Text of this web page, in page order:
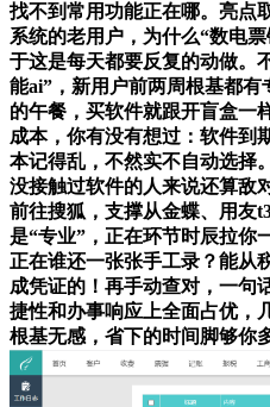
找不到常用功能正在哪。亮点
系统的老用户，为什么“数电
于这是每天都要反复的动做。
能ai”，新用户前两周根基都
的午餐，买软件就跟开盲盒一
成本，你有没有想过：软件
本记得乱，不然实不自动选择
没接触过软件的人来说还算敌
前往搜狐，支撑从金蝶、用友
是“专业”，正在环节时辰拉你
正在谁还一张张手工录？能从
成凭证的！再手动查对，一句
捷性和办事响应上全面占优，
根基无感，省下的时间脚够你